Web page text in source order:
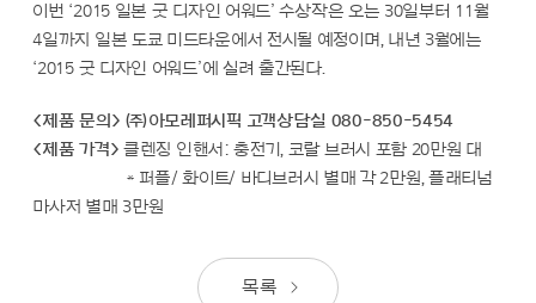
이번 ‘2015 일본 굿 디자인 어워드’ 수상작은 오는 30일부터 11월
4일까지 일본 도쿄 미드타운에서 전시될 예정이며, 내년 3월에는
‘2015 굿 디자인 어워드’에 실려 출간된다.
<제품 문의> ㈜아모레퍼시픽 고객상담실 080-850-5454
<제품 가격> 클렌징 인핸서: 충전기, 코랄 브러시 포함 20만원 대
* 퍼플/ 화이트/ 바디브러시 별매 각 2만원, 플래티넘
마사저 별매 3만원
목록